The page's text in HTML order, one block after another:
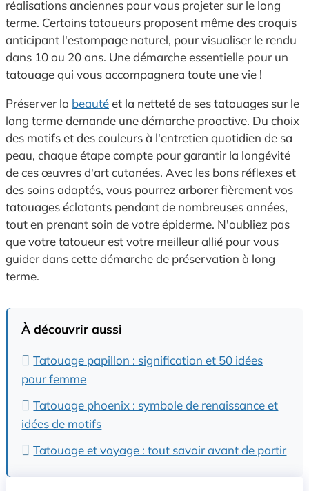
réalisations anciennes pour vous projeter sur le long
terme. Certains tatoueurs proposent même des croquis
anticipant l'estompage naturel, pour visualiser le rendu
dans 10 ou 20 ans. Une démarche essentielle pour un
tatouage qui vous accompagnera toute une vie !
Préserver la beautéet la netteté de ses tatouages sur le
long terme demande une démarche proactive. Du choix
des motifs et des couleurs à l'entretien quotidien de sa
peau, chaque étape compte pour garantir la longévité
de ces œuvres d'art cutanées. Avec les bons réflexes et
des soins adaptés, vous pourrez arborer fièrement vos
tatouages éclatants pendant de nombreuses années,
tout en prenant soin de votre épiderme. N'oubliez pas
que votre tatoueur est votre meilleur allié pour vous
guider dans cette démarche de préservation à long
terme.
À découvrir aussi
Tatouage papillon : signification et 50 idées
pour femme
Tatouage phoenix : symbole de renaissance et
idées de motifs
Tatouage et voyage : tout savoir avant de partir